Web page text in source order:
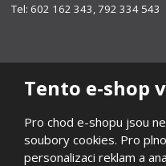
Tento e-shop
Pro chod e-shopu jsou
soubory cookies. Pro
personalizaci reklam a
Tel: 602 162 343, 792 334 543